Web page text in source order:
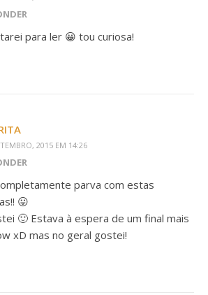
para ler 😀 tou curiosa!
2015 EM 14:26
parva com estas
😛
🙂 Estava à espera de um final mais
xD mas no geral gostei!